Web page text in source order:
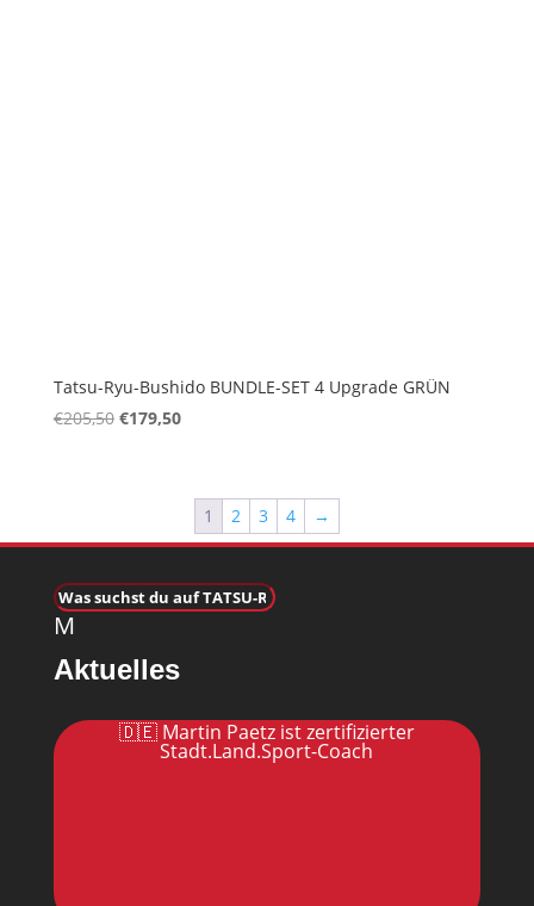
Tatsu-Ryu-Bushido BUNDLE-SET 4 Upgrade GRÜN
€205,50 Ursprünglicher
€179,50Aktueller
€179,50.
1 2 3 4 →
M
Aktuelles
🇩🇪 Martin Paetz ist zertifizierter
Stadt.Land.Sport-Coach